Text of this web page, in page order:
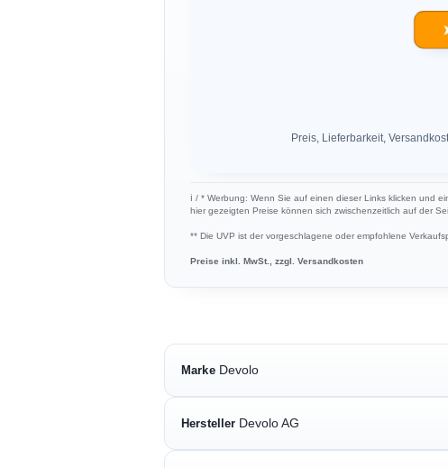
Preis, Lieferbarkeit,
ℹ︎ / * Werbung: Wenn Sie auf einen dieser Links klicken und
hier gezeigten Preise können sich zwischenzeitlich auf der
** Die UVP ist der vorgeschlagene oder empfohlene
Preise inkl. MwSt., zzgl. Versandkosten
Marke Devolo
Hersteller Devolo AG